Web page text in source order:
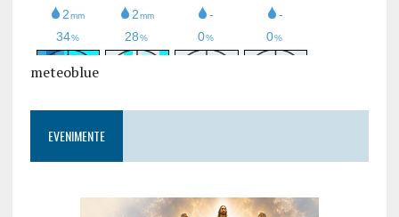
meteoblue
EVENIMENTE